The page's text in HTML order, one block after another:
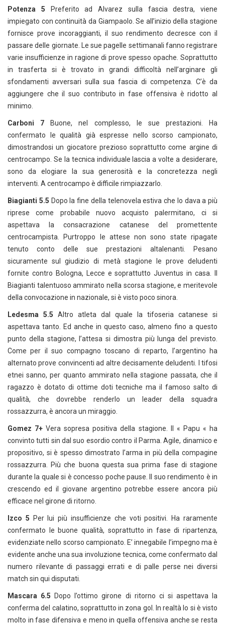
Potenza 5
Preferito ad Alvarez sulla fascia destra, viene
impiegato con continuità da Giampaolo. Se all’inizio della stagione
fornisce prove incoraggianti, il suo rendimento decresce con il
passare delle giornate. Le sue pagelle settimanali fanno registrare
varie insufficienze in ragione di prove spesso opache. Soprattutto
in trasferta si è trovato in grandi difficoltà nell’arginare gli
sfondamenti avversari sulla sua fascia di competenza. C’è da
aggiungere che il suo contributo in fase offensiva è ridotto al
minimo.
Carboni 7
Buone, nel complesso, le sue prestazioni. Ha
confermato le qualità già espresse nello scorso campionato,
dimostrandosi un giocatore prezioso soprattutto come argine di
centrocampo. Se la tecnica individuale lascia a volte a desiderare,
sono da elogiare la sua generosità e la concretezza negli
interventi. A centrocampo è difficile rimpiazzarlo.
Biagianti 5.5 Dopo la fine della telenovela estiva che lo dava a più
riprese come probabile nuovo acquisto palermitano, ci si
aspettava la consacrazione catanese del promettente
centrocampista. Purtroppo le attese non sono state ripagate
tenuto conto delle sue prestazioni altalenanti. Pesano
sicuramente sul giudizio di metà stagione le prove deludenti
fornite contro Bologna, Lecce e soprattutto Juventus in casa. Il
Biagianti talentuoso ammirato nella scorsa stagione, e meritevole
della convocazione in nazionale, si è visto poco sinora.
Ledesma 5.5 Altro atleta dal quale la tifoseria catanese si
aspettava tanto. Ed anche in questo caso, almeno fino a questo
punto della stagione, l’attesa si dimostra più lunga del previsto.
Come per il suo compagno toscano di reparto, l’argentino ha
alternato prove convincenti ad altre decisamente deludenti. I tifosi
etnei sanno, per quanto ammirato nella stagione passata, che il
ragazzo è dotato di ottime doti tecniche ma il famoso salto di
qualità, che dovrebbe renderlo un leader della squadra
rossazzurra, è ancora un miraggio.
Gomez 7+Vera sopresa positiva della stagione. Il « Papu « ha
convinto tutti sin dal suo esordio contro il Parma. Agile, dinamico e
propositivo, si è spesso dimostrato l’arma in più della compagine
rossazzurra. Più che buona questa sua prima fase di stagione
durante la quale si è concesso poche pause. Il suo rendimento è in
crescendo ed il giovane argentino potrebbe essere ancora più
efficace nel girone di ritorno.
Izco 5
Per lui più insufficienze che voti positivi. Ha raramente
confermato le buone qualità, soprattutto in fase di ripartenza,
evidenziate nello scorso campionato. E’ innegabile l’impegno ma è
evidente anche una sua involuzione tecnica, come confermato dal
numero rilevante di passaggi errati e di palle perse nei diversi
match sin qui disputati.
Mascara 6.5
Dopo l’ottimo girone di ritorno ci si aspettava la
conferma del calatino, soprattutto in zona gol. In realtà lo si è visto
molto in fase difensiva e meno in quella offensiva anche se resta